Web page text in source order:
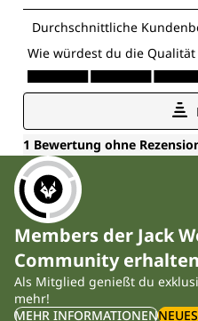
Members der Jack
Community
Als Mitglied genießt du
mehr!
MEHR INFORMATIONEN